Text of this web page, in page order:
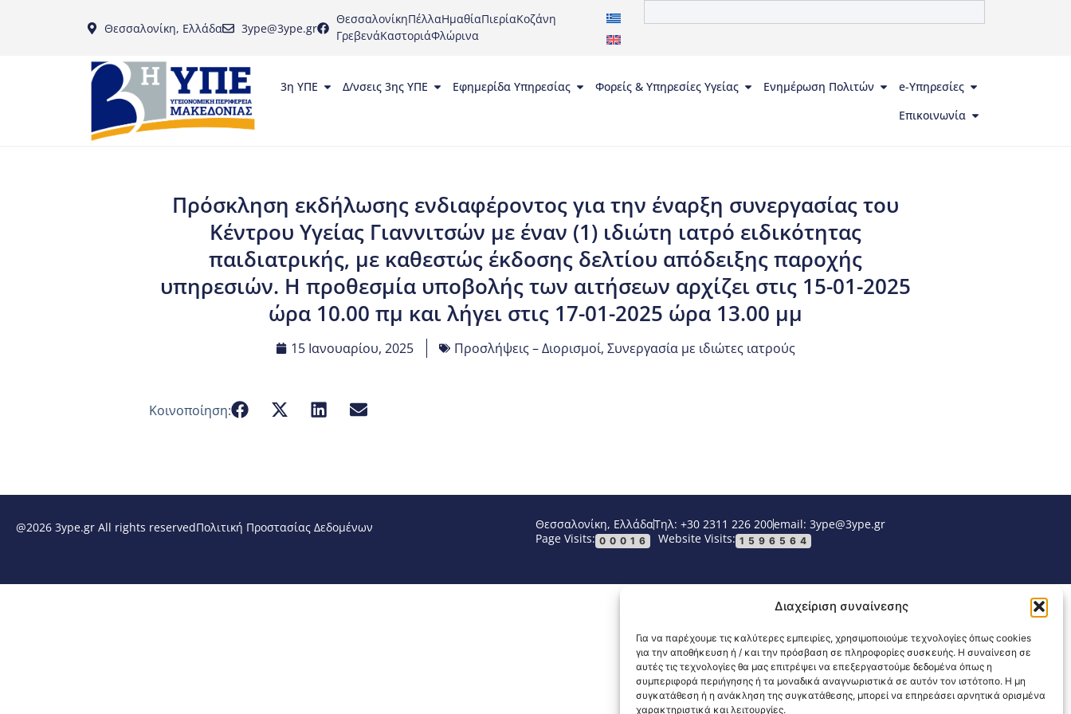
Διαχείριση συναίνεσης
Για να παρέχουμε τις καλύτερες εμπειρίες, χρησιμοποιούμε τεχνολογίες όπως cookies
για την αποθήκευση ή / και την πρόσβαση σε πληροφορίες συσκευής. Η συναίνεση σε
αυτές τις τεχνολογίες θα μας επιτρέψει να επεξεργαστούμε δεδομένα όπως η
συμπεριφορά περιήγησης ή τα μοναδικά αναγνωριστικά σε αυτόν τον ιστότοπο. Η μη
συγκατάθεση ή η ανάκληση της συγκατάθεσης, μπορεί να επηρεάσει αρνητικά ορισμένα
χαρακτηριστικά και λειτουργίες.
Θεσσαλονίκη, Ελλάδα 3ype@3ype.gr
ΘεσσαλονίκηΠέλλαΗμαθίαΠιερίαΚοζάνη
ΓρεβενάΚαστοριάΦλώρινα
3η ΥΠΕ Δ/νσεις 3ης ΥΠΕ Εφημερίδα Υπηρεσίας Φορείς & Υπηρεσίες Υγείας Ενημέρωση Πολιτών
e-Υπηρεσίες
Επικοινωνία
Πρόσκληση εκδήλωσης ενδιαφέροντος για την έναρξη συνεργασίας του
Κέντρου Υγείας Γιαννιτσών με έναν (1) ιδιώτη ιατρό ειδικότητας
παιδιατρικής, με καθεστώς έκδοσης δελτίου απόδειξης παροχής
υπηρεσιών. Η προθεσμία υποβολής των αιτήσεων αρχίζει στις 15-01-2025
ώρα 10.00 πμ και λήγει στις 17-01-2025 ώρα 13.00 μμ
15 Ιανουαρίου, 2025 Προσλήψεις – Διορισμοί, Συνεργασία με ιδιώτες ιατρούς
Κοινοποίηση:
@2026 3ype.gr All rights reservedΠολιτική Προστασίας Δεδομένων Θεσσαλονίκη, ΕλλάδαΤηλ: +30 2311 226 200email: 3ype@3ype.gr
Page Visits: 00016 Website Visits: 1596564